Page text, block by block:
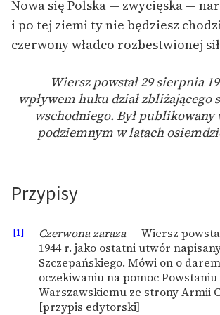
Nowa się Polska — zwycięska —
i po tej ziemi ty nie będziesz
czerwony władco rozbestwionej
Wiersz powstał 29 sierpnia
wpływem huku dział zbliżającego
wschod­niego. Był publikowany
podziemnym w latach
Przypisy
[1] Czerwona zaraza— Wiersz
1944 r. jako ostatni utwór
Szczepańskiego. Mówi on o
oczekiwaniu na pomoc Powstaniu
Warszawskiemu ze strony Armii
[przypis edytorski]